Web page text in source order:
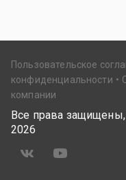
Пользовательское
конфиденциальности
компании
Все права защищены,
2026